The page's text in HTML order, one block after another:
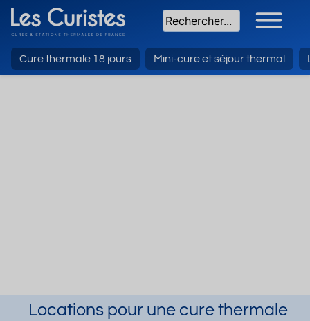
Cure thermale 18 jours Mini-cure et séjour thermal
Locations pour une cure thermale